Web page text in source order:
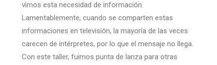
vimos esta necesidad de información.
Lamentablemente, cuando se comparten estas
informaciones en televisión, la mayoría de las veces
carecen de intérpretes, por lo que el mensaje no llega.
Con este taller, fuimos punta de lanza para otras